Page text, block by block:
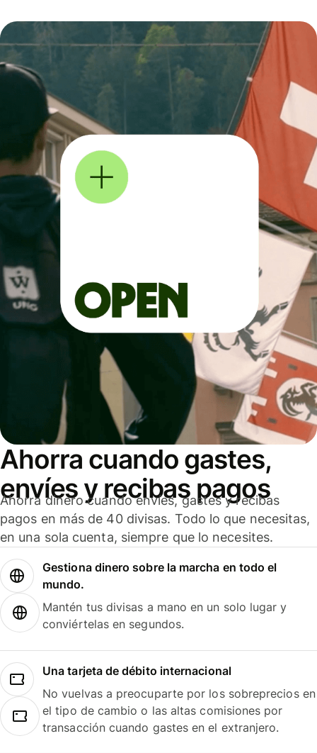
Ahorra cuando gastes,
envíes y recibas pagos
Ahorra dinero cuando envíes, gastes y recibas
pagos en más de 40 divisas. Todo lo que necesitas,
en una sola cuenta, siempre que lo necesites.
Gestiona dinero sobre la marcha en todo el
mundo.
Mantén tus divisas a mano en un solo lugar y
conviértelas en segundos.
Una tarjeta de débito internacional
No vuelvas a preocuparte por los sobreprecios en
el tipo de cambio o las altas comisiones por
transacción cuando gastes en el extranjero.